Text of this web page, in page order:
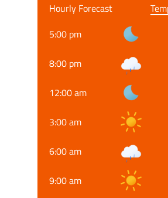
Hourly Forecast
5:00 pm
8:00 pm
12:00 am
3:00 am
6:00 am
9:00 am